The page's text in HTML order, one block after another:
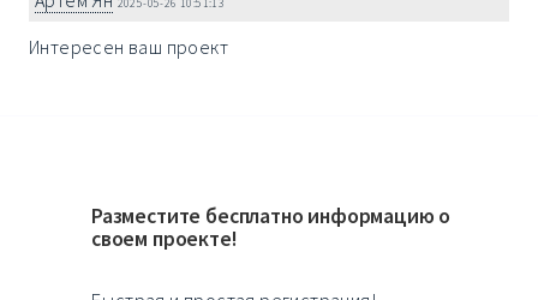
2025-05-26 10:51:13
Интересен ваш проект
Разместите бесплатно информацию о
своем проекте!